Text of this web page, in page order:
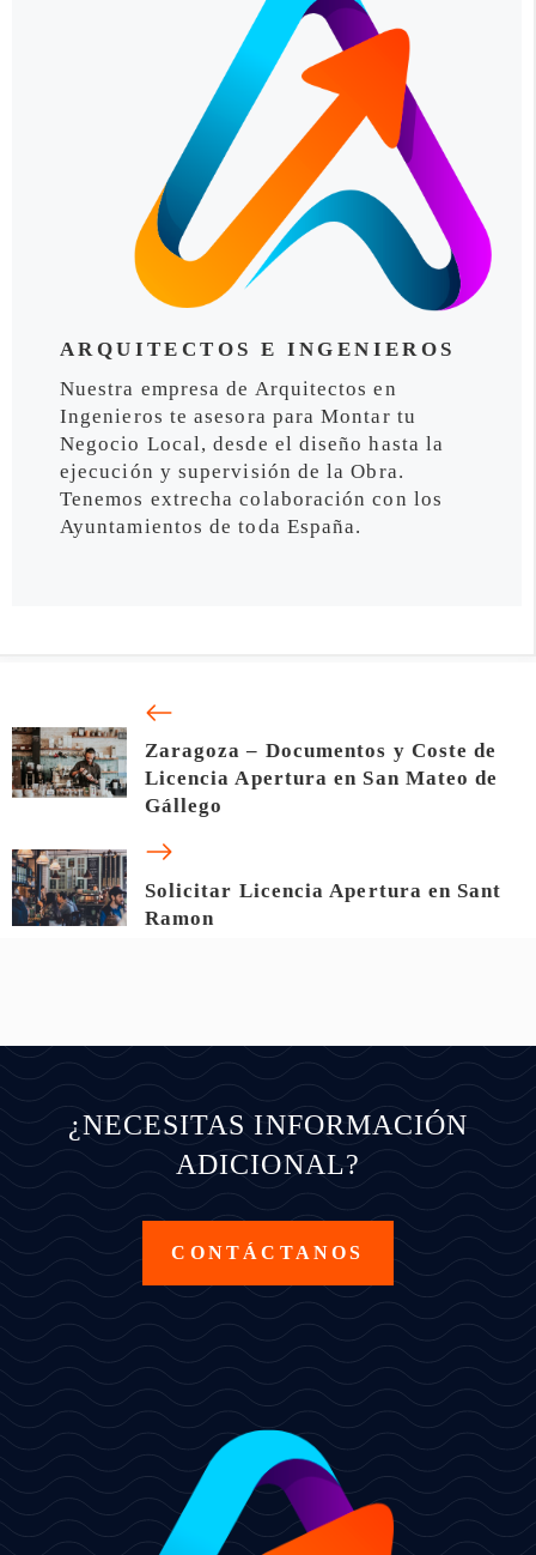
ARQUITECTOS E INGENIEROS
Nuestra empresa de Arquitectos en
Ingenieros te asesora para Montar tu
Negocio Local, desde el diseño hasta la
ejecución y supervisión de la Obra.
Tenemos extrecha colaboración con los
Ayuntamientos de toda España.
Zaragoza – Documentos y Coste de
Licencia Apertura en San Mateo de
Gállego
Solicitar Licencia Apertura en Sant
Ramon
¿NECESITAS INFORMACIÓN
ADICIONAL?
CONTÁCTANOS